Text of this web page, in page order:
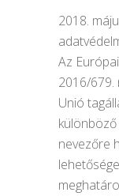
2018.
Az
2016/679.
Unió
nevezőre